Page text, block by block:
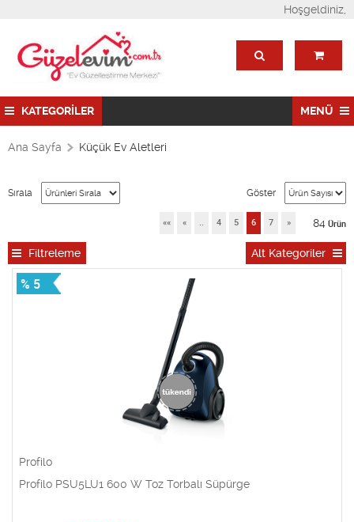
Hoşgeldiniz,
KATEGORİLER MENÜ
Ana Sayfa Küçük Ev Aletleri
Sırala Göster
84 Ürün
«« « .. 4 5 6 7 »
Filtreleme Alt Kategoriler
% 5
Profilo
Profilo PSU5LU1 600 W Toz Torbalı Süpürge